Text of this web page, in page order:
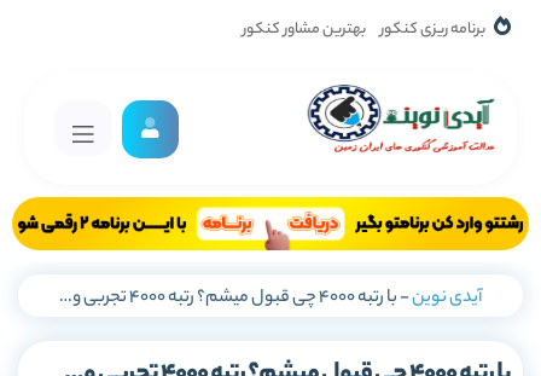
برنامه ریزی کنکور بهترین مشاور کنکور
آیدی نوین-با رتبه 4000 چی قبول میشم؟ رتبه 4000 تجربی و…